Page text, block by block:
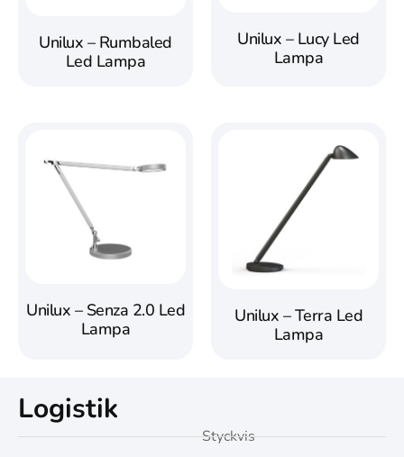
Unilux – Rumbaled
Led Lampa
Unilux – Lucy Led
Lampa
Unilux – Senza 2.0 Led
Lampa
Unilux – Terra Led
Lampa
Logistik
Styckvis